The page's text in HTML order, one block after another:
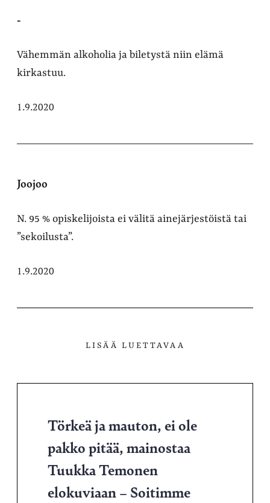
-
Vähemmän alkoholia ja biletystä niin elämä
kirkastuu.
1.9.2020
Joojoo
N. 95 % opiskelijoista ei välitä ainejärjestöistä tai
”sekoilusta”.
1.9.2020
LISÄÄ LUETTAVAA
Törkeä ja mauton, ei ole
pakko pitää, mainostaa
Tuukka Temonen
elokuviaan – Soitimme